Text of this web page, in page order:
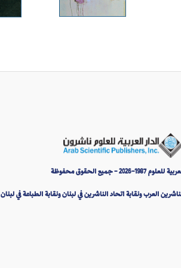
1987-2026 - جميع الحقوق محفوظة
العرب ونقابة اتحاد الناشرين في لبنان ونقابة الطباعة في لبنان